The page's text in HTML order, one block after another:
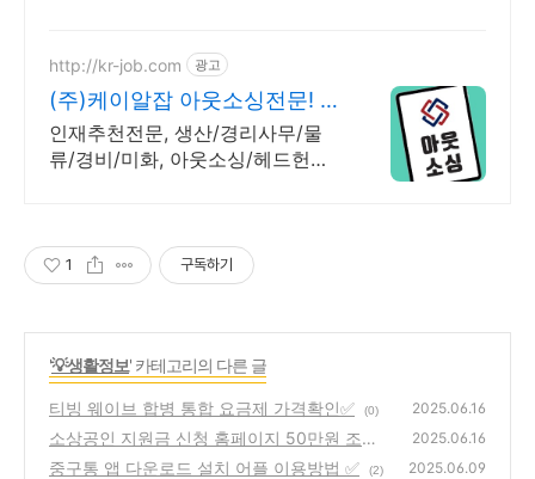
http://kr-job.com 광고
(주)케이알잡 아웃소싱전문! 인
력파견/채용대행/헤드헌팅
인재추천전문, 생산/경리사무/물
류/경비/미화, 아웃소싱/헤드헌팅/
1 구독하기
'💡생활정보' 카테고리의 다른 글
티빙 웨이브 합병 통합 요금제 가격확인✅ (0) 2025.06.16
소상공인 지원금 신청 홈페이지 50만원 조건
기간✅
(1)
2025.06.16
중구통 앱 다운로드 설치 어플 이용방법 ✅ (2) 2025.06.09